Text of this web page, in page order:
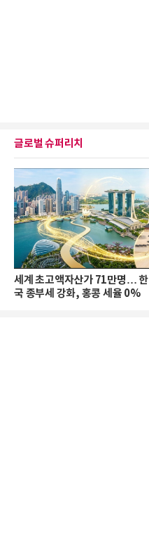
글로벌 슈퍼리치
세계 초고액자산가 71만명… 한
국 종부세 강화, 홍콩 세율 0%